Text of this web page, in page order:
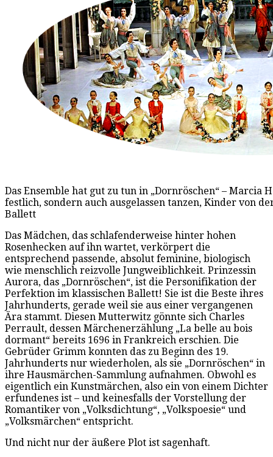
Das Ensemble hat gut zu tun in „Dornröschen“ – Marcia
festlich, sondern auch ausgelassen tanzen, Kinder von
Ballett
Das Mädchen, das schlafenderweise hinter hohen
Rosenhecken auf ihn wartet, verkörpert die
entsprechend passende, absolut feminine, biologisch
wie menschlich reizvolle Jungweiblichkeit. Prinzessin
Aurora, das „Dornröschen“, ist die Personifikation der
Perfektion im klassischen Ballett! Sie ist die Beste ihres
Jahrhunderts, gerade weil sie aus einer vergangenen
Ära stammt. Diesen Mutterwitz gönnte sich Charles
Perrault, dessen Märchenerzählung „La belle au bois
dormant“ bereits 1696 in Frankreich erschien. Die
Gebrüder Grimm konnten das zu Beginn des 19.
Jahrhunderts nur wiederholen, als sie „Dornröschen“ in
ihre Hausmärchen-Sammlung aufnahmen. Obwohl es
eigentlich ein Kunstmärchen, also ein von einem Dichter
erfundenes ist – und keinesfalls der Vorstellung der
Romantiker von „Volksdichtung“, „Volkspoesie“ und
„Volksmärchen“ entspricht.
Und nicht nur der äußere Plot ist sagenhaft.